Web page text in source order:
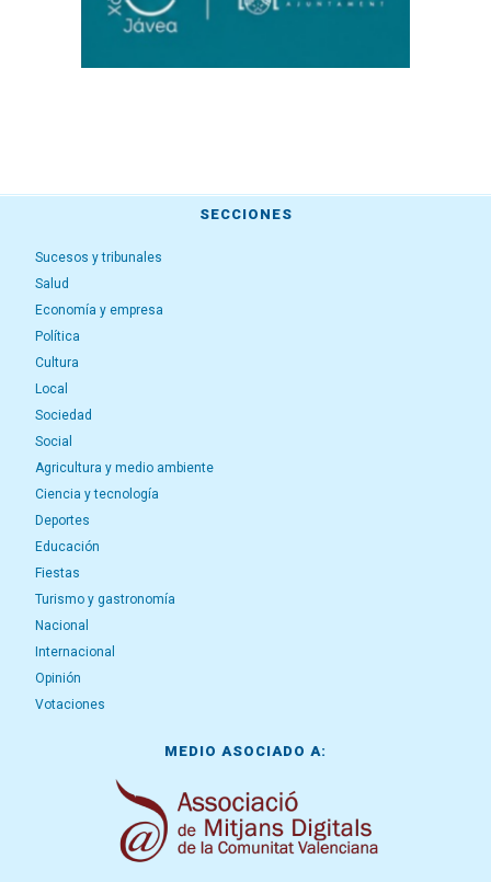
SECCIONES
Sucesos y tribunales
Salud
Economía y empresa
Política
Cultura
Local
Sociedad
Social
Agricultura y medio ambiente
Ciencia y tecnología
Deportes
Educación
Fiestas
Turismo y gastronomía
Nacional
Internacional
Opinión
Votaciones
MEDIO ASOCIADO A: